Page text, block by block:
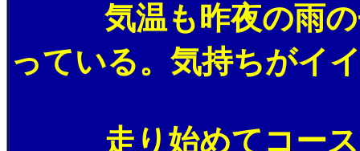
気温も昨夜の雨のせ
っている。気持ちがイ
走り始めてコースの